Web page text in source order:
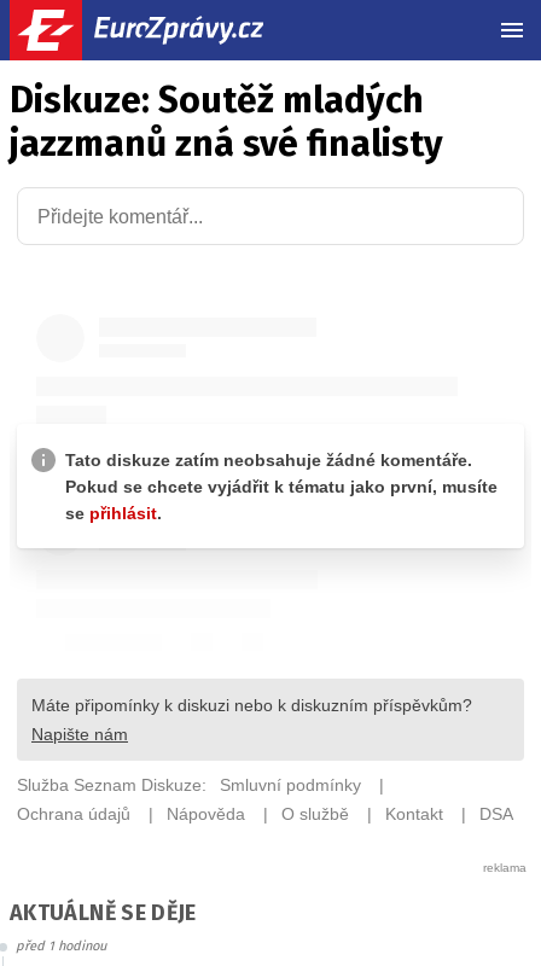
Diskuze: Soutěž mladých
jazzmanů zná své finalisty
AKTUÁLNĚ SE DĚJE
před 1 hodinou